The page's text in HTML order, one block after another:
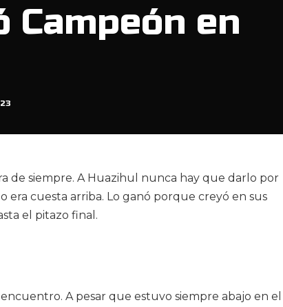
en
de siempre. A Huazihul nunca hay que darlo por
era cuesta arriba. Lo ganó porque creyó en sus
el pitazo final.
A pesar que estuvo siempre abajo en el